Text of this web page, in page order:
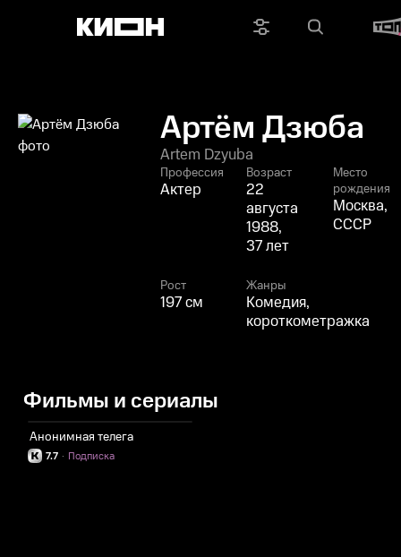
Артём Дзюба
Artem Dzyuba
Профессия
Актер
Возраст
22
августа
1988,
37 лет
Место
рождения
Москва,
СССР
Рост
197 см
Жанры
Комедия,
короткометражка
Фильмы и сериалы
Анонимная телега
7.7 Подписка
·